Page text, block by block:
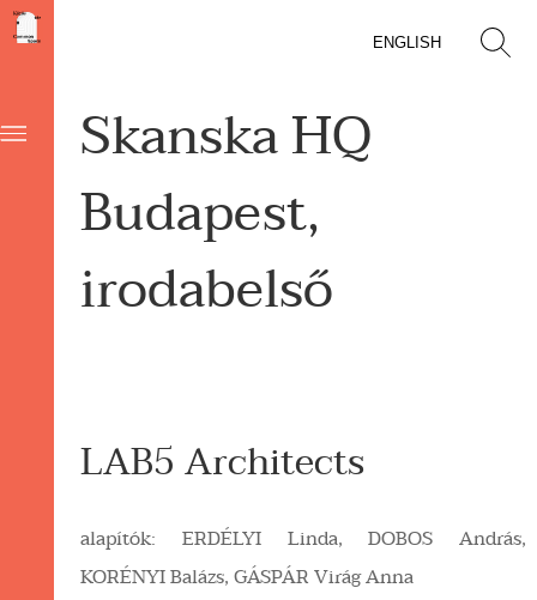
ENGLISH
Skanska HQ
Budapest,
irodabelső
LAB5 Architects
alapítók: ERDÉLYI Linda, DOBOS András,
KORÉNYI Balázs, GÁSPÁR Virág Anna